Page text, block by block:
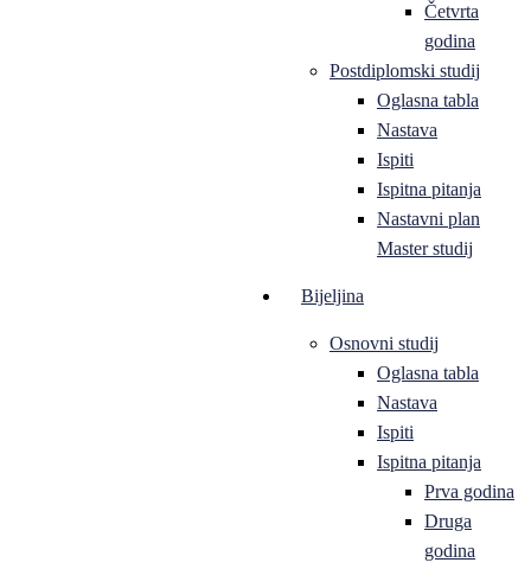
Četvrta
godina
Postdiplomski studij
Oglasna tabla
Nastava
Ispiti
Ispitna pitanja
Nastavni plan
Master studij
Bijeljina
Osnovni studij
Oglasna tabla
Nastava
Ispiti
Ispitna pitanja
Prva godina
Druga
godina